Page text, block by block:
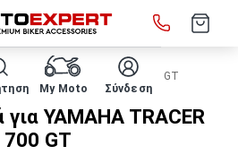
My Moto Σύνδεση
YAMAHA TRACER 700 GT
YAMAHA TRACER
700 GT